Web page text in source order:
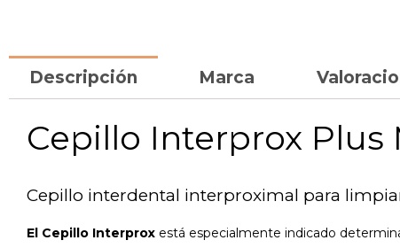
Descripción Marca
Cepillo Interprox Plus
Cepillo interdental interproximal para
El Cepillo Interprox está especialmente indicado